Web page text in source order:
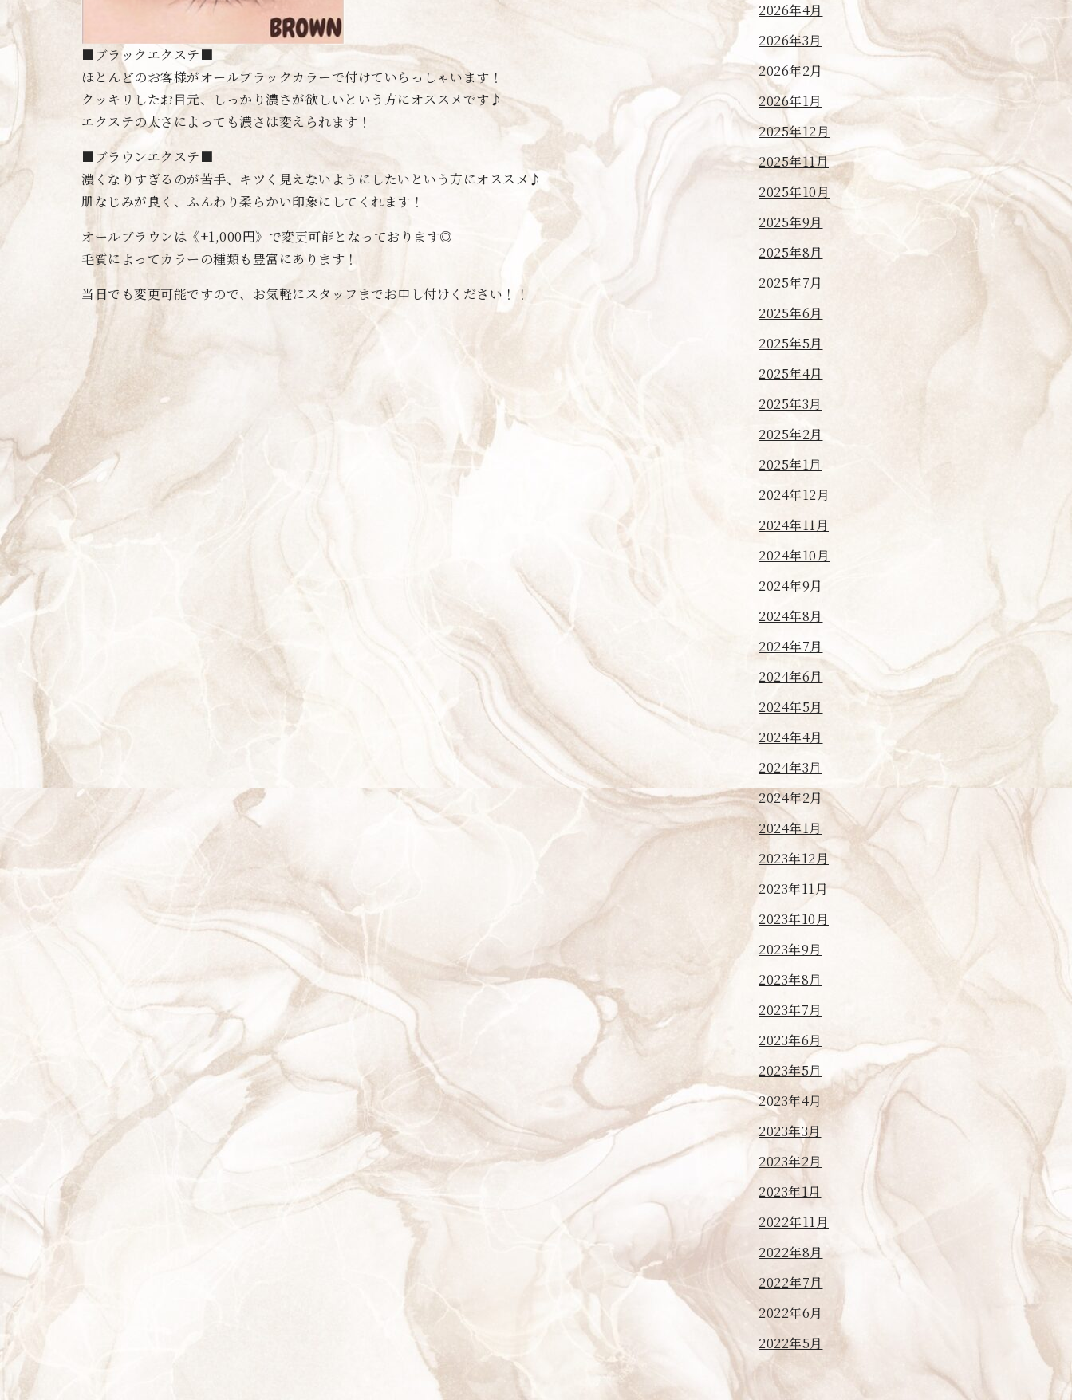
■ブラックエクステ■
ほとんどのお客様がオールブラックカラーで付けていらっしゃいます！
クッキリしたお目元、しっかり濃さが欲しいという方にオススメです♪
エクステの太さによっても濃さは変えられます！
■ブラウンエクステ■
濃くなりすぎるのが苦手、キツく見えないようにしたいという方にオススメ♪
肌なじみが良く、ふんわり柔らかい印象にしてくれます！
オールブラウンは《+1,000円》で変更可能となっております◎
毛質によってカラーの種類も豊富にあります！
当日でも変更可能ですので、お気軽にスタッフまでお申し付けください！！
2026年4月
2026年3月
2026年2月
2026年1月
2025年12月
2025年11月
2025年10月
2025年9月
2025年8月
2025年7月
2025年6月
2025年5月
2025年4月
2025年3月
2025年2月
2025年1月
2024年12月
2024年11月
2024年10月
2024年9月
2024年8月
2024年7月
2024年6月
2024年5月
2024年4月
2024年3月
2024年2月
2024年1月
2023年12月
2023年11月
2023年10月
2023年9月
2023年8月
2023年7月
2023年6月
2023年5月
2023年4月
2023年3月
2023年2月
2023年1月
2022年11月
2022年8月
2022年7月
2022年6月
2022年5月